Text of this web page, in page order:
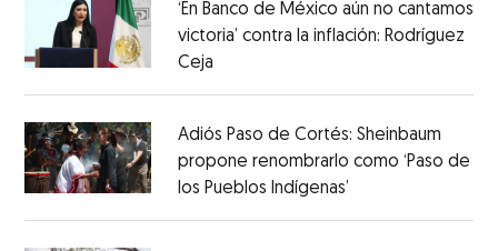
‘En Banco de México aún no cantamos
victoria’ contra la inflación: Rodríguez
Ceja
Adiós Paso de Cortés: Sheinbaum
propone renombrarlo como ‘Paso de
los Pueblos Indígenas’